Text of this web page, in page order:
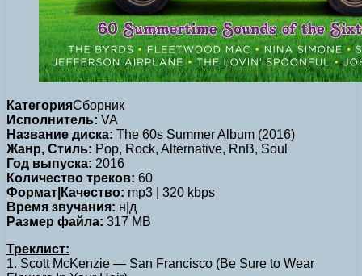
КатегорияСборник
Исполнитель: VA
Название диска: The 60s Summer Album (2016)
Жанр, Стиль: Pop, Rock, Alternative, RnB, Soul
Год выпуска: 2016
Количество треков: 60
Формат|Качество: mp3 | 320 kbps
Время звучания: н|д
Размер файла: 317 MB
Треклист:
1. Scott McKenzie — San Francisco (Be Sure to Wear